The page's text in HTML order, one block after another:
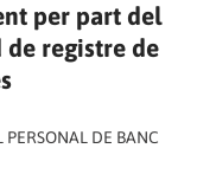
per part del
de registre de
PERSONAL DE BANC